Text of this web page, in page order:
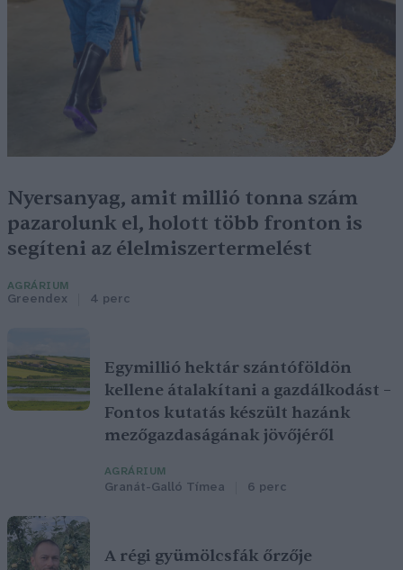
Nyersanyag, amit millió tonna szám
pazarolunk el, holott több fronton is
segíteni az élelmiszertermelést
AGRÁRIUM
Greendex 4 perc
Egymillió hektár szántóföldön
kellene átalakítani a gazdálkodást –
Fontos kutatás készült hazánk
mezőgazdaságának jövőjéről
AGRÁRIUM
Granát-Galló Tímea 6 perc
A régi gyümölcsfák őrzője